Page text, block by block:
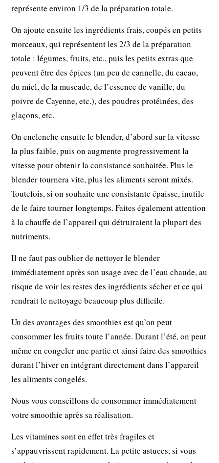
représente environ 1/3 de la préparation totale.
On ajoute ensuite les ingrédients frais, coupés en petits
morceaux, qui représentent les 2/3 de la préparation
totale : légumes, fruits, etc., puis les petits extras que
peuvent être des épices (un peu de cannelle, du cacao,
du miel, de la muscade, de l’essence de vanille, du
poivre de Cayenne, etc.), des poudres protéinées, des
glaçons, etc.
On enclenche ensuite le blender, d’abord sur la vitesse
la plus faible, puis on augmente progressivement la
vitesse pour obtenir la consistance souhaitée. Plus le
blender tournera vite, plus les aliments seront mixés.
Toutefois, si on souhaite une consistante épaisse, inutile
de le faire tourner longtemps. Faites également attention
à la chauffe de l’appareil qui détruiraient la plupart des
nutriments.
Il ne faut pas oublier de nettoyer le blender
immédiatement après son usage avec de l’eau chaude, au
risque de voir les restes des ingrédients sécher et ce qui
rendrait le nettoyage beaucoup plus difficile.
Un des avantages des smoothies est qu’on peut
consommer les fruits toute l’année. Durant l’été, on peut
même en congeler une partie et ainsi faire des smoothies
durant l’hiver en intégrant directement dans l’appareil
les aliments congelés.
Nous vous conseillons de consommer immédiatement
votre smoothie après sa réalisation.
Les vitamines sont en effet très fragiles et
s’appauvrissent rapidement. La petite astuces, si vous